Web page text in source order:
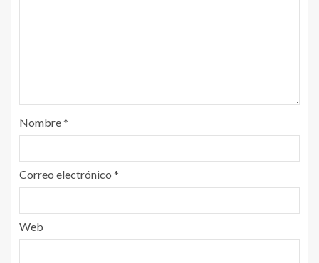
Nombre*
Correo electrónico *
Web